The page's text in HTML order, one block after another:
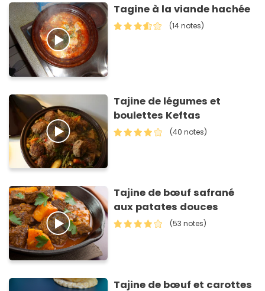
Tagine à la viande hachée
(14 notes)
Tajine de légumes et
boulettes Keftas
(40 notes)
Tajine de bœuf safrané
aux patates douces
(53 notes)
Tajine de bœuf et carottes